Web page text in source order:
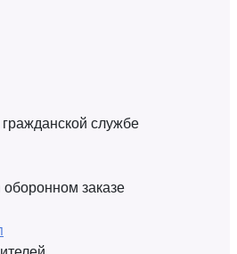
службе
заказе